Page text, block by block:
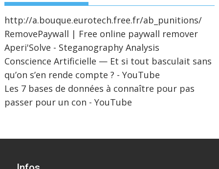
http://a.bouque.eurotech.free.fr/ab_punitions/
RemovePaywall | Free online paywall remover
Aperi'Solve - Steganography Analysis
Conscience Artificielle — Et si tout basculait sans
qu’on s’en rende compte ? - YouTube
Les 7 bases de données à connaître pour pas
passer pour un con - YouTube